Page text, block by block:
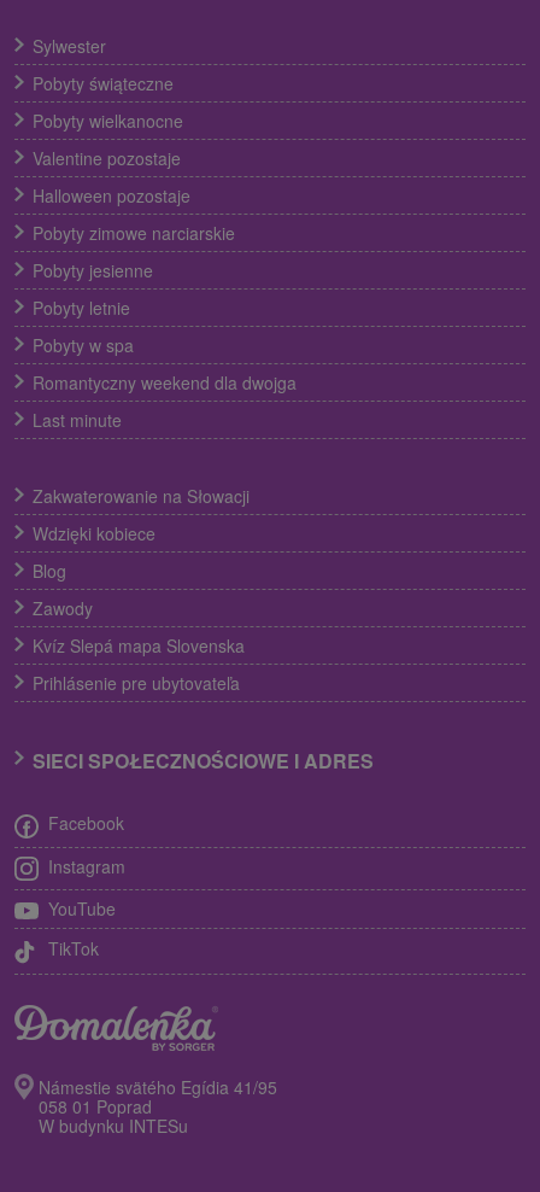
Sylwester
Pobyty świąteczne
Pobyty wielkanocne
Valentine pozostaje
Halloween pozostaje
Pobyty zimowe narciarskie
Pobyty jesienne
Pobyty letnie
Pobyty w spa
Romantyczny weekend dla dwojga
Last minute
Zakwaterowanie na Słowacji
Wdzięki kobiece
Blog
Zawody
Kvíz Slepá mapa Slovenska
Prihlásenie pre ubytovateľa
SIECI SPOŁECZNOŚCIOWE I ADRES
Facebook
Instagram
YouTube
TikTok
Námestie svätého Egídia 41/95
058 01 Poprad
W budynku INTESu